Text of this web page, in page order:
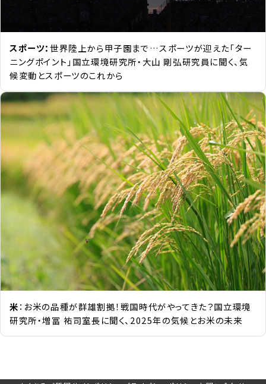
スポーツ：世界陸上から甲子園まで…スポーツが迎えた「ター
ニングポイント」国立環境研究所・大山 剛弘研究員に聞く、気
候変動とスポーツのこれから
米：お米の品種が群雄割拠！戦国時代がやってきた？国立環境
研究所・増冨 祐司室長に聞く、2025年の気候とお米の未来